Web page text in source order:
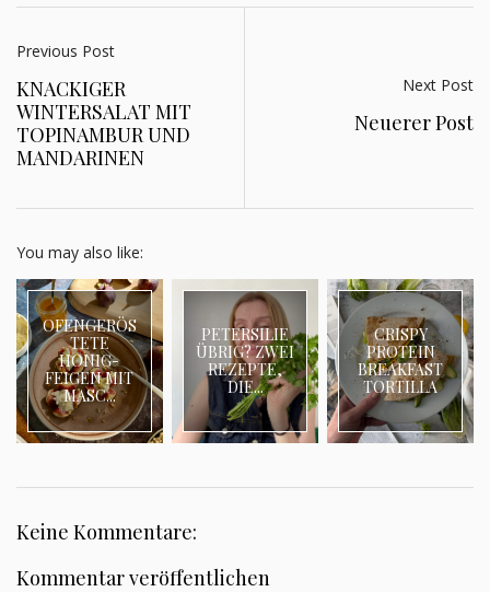
Previous Post
KNACKIGER
WINTERSALAT MIT
TOPINAMBUR UND
MANDARINEN
Next Post
Neuerer Post
You may also like:
OFENGERÖS
TETE
HONIG-
FEIGEN MIT
MASC...
PETERSILIE
ÜBRIG? ZWEI
REZEPTE,
DIE...
CRISPY
PROTEIN
BREAKFAST
TORTILLA
Keine Kommentare:
Kommentar veröffentlichen